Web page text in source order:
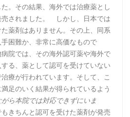
。その結果、海外では治療薬とし
売されました。 しかし、日本では
薬剤はありません。その上、同系
困難か、非常に高価なもので
院では、その海外認可薬や海外で
る、薬として認可を受けていない
療が行われています。そして、こ
足のいく結果が得られているよう
ら本院では対応できずにいま
きちんと認可を受けた薬剤が発売